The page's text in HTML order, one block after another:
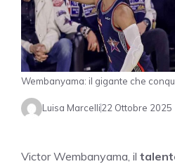
Wembanyama: il gigante che
Luisa Marcelli22 Ottobre 2025
Victor Wembanyama, il